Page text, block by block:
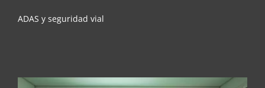
ADAS y seguridad vial